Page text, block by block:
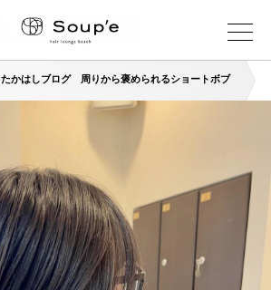
たかはしブログ 周りから褒められるショートボブ